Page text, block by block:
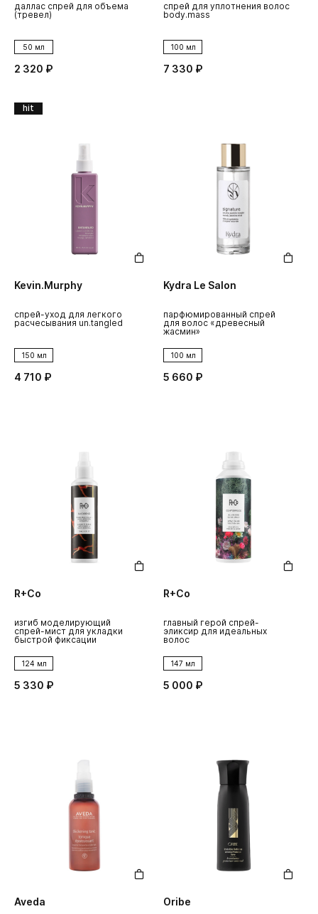
даллас спрей для объема
(тревел)
50 мл
2 320 ₽
спрей для уплотнения волос
body.mass
100 мл
7 330 ₽
hit
Kevin.Murphy
спрей-уход для легкого
расчесывания un.tangled
150 мл
4 710 ₽
Kydra Le Salon
парфюмированный спрей
для волос «древесный
жасмин»
100 мл
5 660 ₽
R+Co
изгиб моделирующий
спрей-мист для укладки
быстрой фиксации
124 мл
5 330 ₽
R+Co
главный герой спрей-
эликсир для идеальных
волос
147 мл
5 000 ₽
Aveda Oribe